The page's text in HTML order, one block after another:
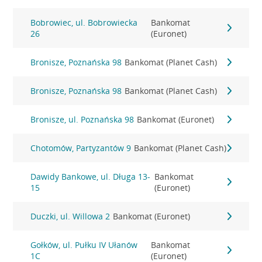
Bobrowiec, ul. Bobrowiecka
26
Bankomat
(Euronet)
Bronisze, Poznańska 98 Bankomat (Planet Cash)
Bronisze, Poznańska 98 Bankomat (Planet Cash)
Bronisze, ul. Poznańska 98 Bankomat (Euronet)
Chotomów, Partyzantów 9 Bankomat (Planet Cash)
Dawidy Bankowe, ul. Długa 13-
15
Bankomat
(Euronet)
Duczki, ul. Willowa 2 Bankomat (Euronet)
Gołków, ul. Pułku IV Ułanów
1C
Bankomat
(Euronet)